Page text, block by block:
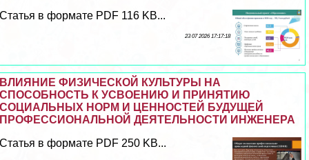
Статья в формате PDF 116 KB...
23 07 2026 17:17:18
ВЛИЯНИЕ ФИЗИЧЕСКОЙ КУЛЬТУРЫ НА
СПОСОБНОСТЬ К УСВОЕНИЮ И ПРИНЯТИЮ
СОЦИАЛЬНЫХ НОРМ И ЦЕННОСТЕЙ БУДУЩЕЙ
ПРОФЕССИОНАЛЬНОЙ ДЕЯТЕЛЬНОСТИ ИНЖЕНЕРА
Статья в формате PDF 250 KB...